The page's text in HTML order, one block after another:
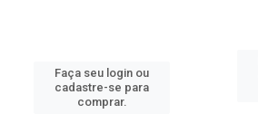
Faça seu login ou
cadastre-se para
comprar.